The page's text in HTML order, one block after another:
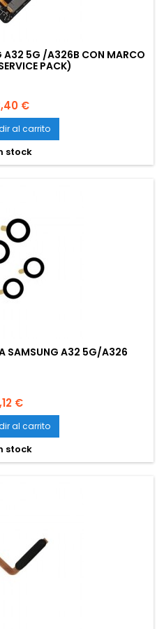
A32 5G /A326B CON MARCO
PACK)
€
al carrito
stock
SAMSUNG A32 5G/A326
€
al carrito
stock